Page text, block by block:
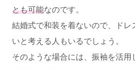
とも可能なのです。
結婚式で和装を着ないので、ドレ
いと考える人もいるでしょう。
そのような場合には、振袖を活用